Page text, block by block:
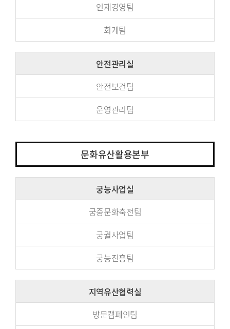
인재경영팀
회계팀
안전관리실
안전보건팀
운영관리팀
문화유산활용본부
궁능사업실
궁중문화축전팀
궁궐사업팀
궁능진흥팀
지역유산협력실
방문캠페인팀